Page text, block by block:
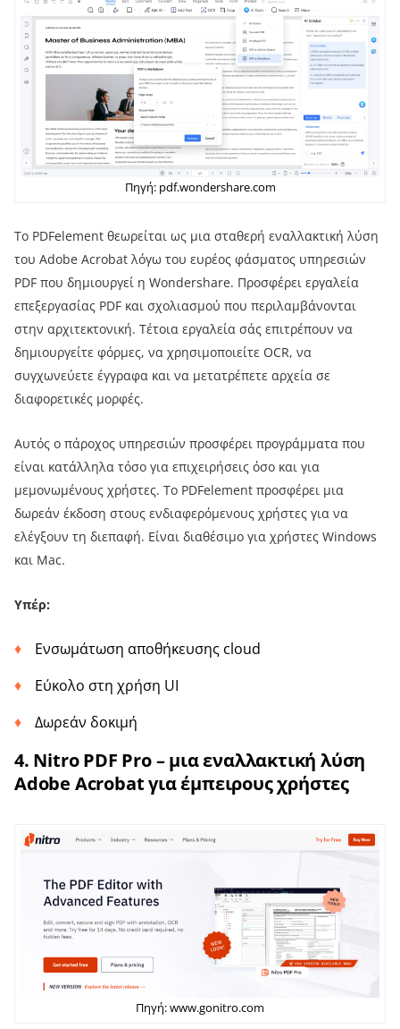
Πηγή: pdf.wondershare.com
Το PDFelement θεωρείται ως μια σταθερή εναλλακτική λύση
του Adobe Acrobat λόγω του ευρέος φάσματος υπηρεσιών
PDF που δημιουργεί η Wondershare. Προσφέρει εργαλεία
επεξεργασίας PDF και σχολιασμού που περιλαμβάνονται
στην αρχιτεκτονική. Τέτοια εργαλεία σάς επιτρέπουν να
δημιουργείτε φόρμες, να χρησιμοποιείτε OCR, να
συγχωνεύετε έγγραφα και να μετατρέπετε αρχεία σε
διαφορετικές μορφές.
Αυτός ο πάροχος υπηρεσιών προσφέρει προγράμματα που
είναι κατάλληλα τόσο για επιχειρήσεις όσο και για
μεμονωμένους χρήστες. Το PDFelement προσφέρει μια
δωρεάν έκδοση στους ενδιαφερόμενους χρήστες για να
ελέγξουν τη διεπαφή. Είναι διαθέσιμο για χρήστες Windows
και Mac.
Υπέρ:
Ενσωμάτωση αποθήκευσης cloud
Εύκολο στη χρήση UI
Δωρεάν δοκιμή
4. Nitro PDF Pro – μια εναλλακτική λύση
Adobe Acrobat για έμπειρους χρήστες
Πηγή: www.gonitro.com